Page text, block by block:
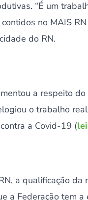
“É um
no MAIS
do RN.
a respeito
o trabalho
a Covid-19 (
a qualificação
a Federação tem